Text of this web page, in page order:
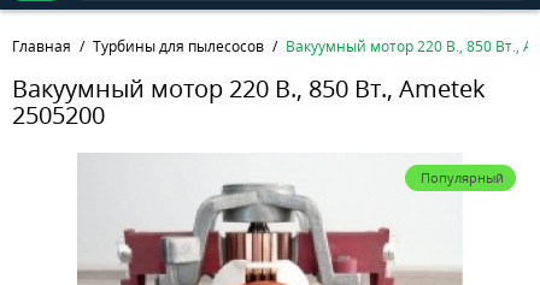
Главная Турбины для пылесосов Вакуумный мотор 220 В., 850 Вт.,
Вакуумный мотор 220 В., 850 Вт., Ametek
2505200
Популярный